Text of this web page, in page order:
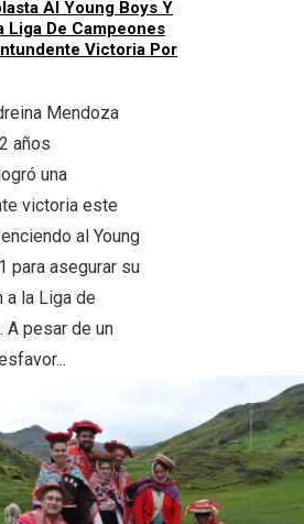
Al Young Boys Y
Liga De Campeones
Victoria Por
Mendoza
años
una
victoria este
al Young
para asegurar su
a la Liga de
A pesar de un